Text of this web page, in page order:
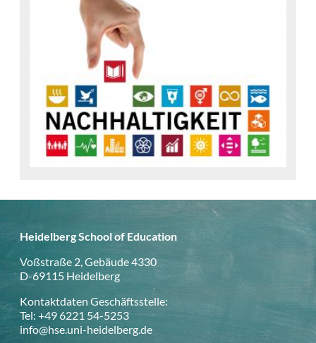
Heidelberg School of Education
Voßstraße 2, Gebäude 4330
D-69115 Heidelberg
Kontaktdaten Geschäftsstelle:
Tel: +49 6221 54-5253
info@hse.uni-heidelberg.de